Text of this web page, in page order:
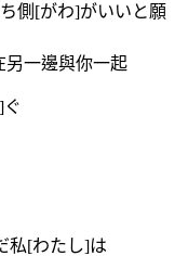
側[がわ]がいいと願
另一邊與你一起
私[わたし]は